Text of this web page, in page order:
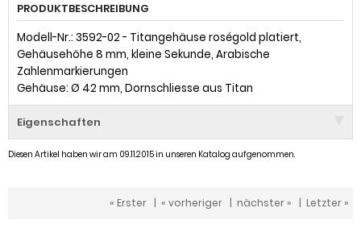
PRODUKTBESCHREIBUNG
Modell-Nr.: 3592-02 - Titangehäuse roségold platiert,
Gehäusehöhe 8 mm, kleine Sekunde, Arabische
Zahlenmarkierungen
Gehäuse: Ø 42 mm, Dornschliesse aus Titan
Eigenschaften
Diesen Artikel haben wir am 09.11.2015 in unseren Katalog aufgenommen.
« Erster | « vorheriger | nächster » | Letzter »